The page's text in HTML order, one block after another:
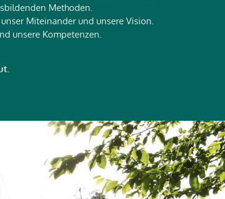
Methoden.
Miteinander und unsere Vision.
unsere Kompetenzen.